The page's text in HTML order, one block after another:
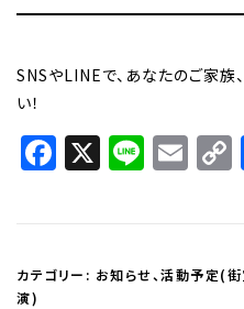
SNSやLINEで、あなたのご家族
い！
Facebook
X Line
カテゴリー: お知らせ、活動予定(街
演)